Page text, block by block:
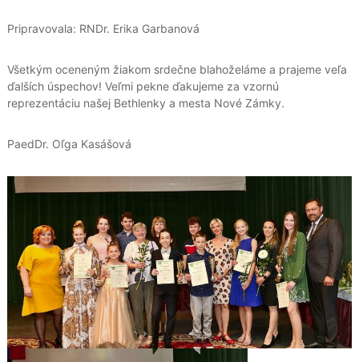
Pripravovala: RNDr. Erika Garbanová
Všetkým oceneným žiakom srdečne blahoželáme a prajeme veľa
ďalších úspechov! Veľmi pekne ďakujeme za vzornú
reprezentáciu našej Bethlenky a mesta Nové Zámky.
PaedDr. Oľga Kasášová